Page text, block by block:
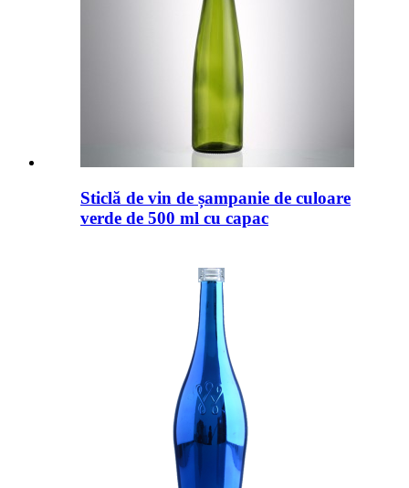
Sticlă de vin de șampanie de culoare
verde de 500 ml cu capac